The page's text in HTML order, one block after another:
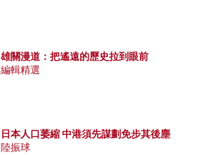
雄關漫道：把遙遠的歷史拉到眼前
編輯精選
日本人口萎縮 中港須先謀劃免步其後塵
陸振球